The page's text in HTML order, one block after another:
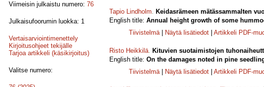
Viimeisin julkaistu numero: 76
Julkaisufoorumin luokka: 1
Vertaisarviointimenettely
Kirjoitusohjeet tekijälle
Tarjoa artikkeli (käsikirjoitus)
Valitse numero:
Tapio Lindholm. Keidasrämeen mätässammalten
English title: Annual height growth of some
Tiivistelmä| Näytä lisätiedot Artikkeli PDF-
Risto Heikkilä. Kituvien suotaimistojen
English title: On the damages noted in pine
Tiivistelmä| Näytä lisätiedot Artikkeli PDF-